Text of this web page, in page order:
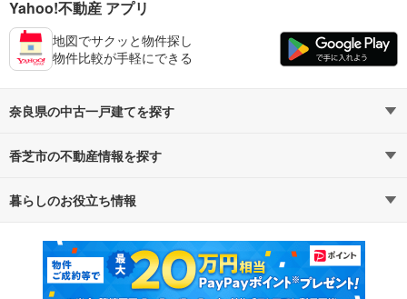
Yahoo!不動産 アプリ
地図でサクッと物件探し
物件比較が手軽にできる
奈良県の中古一戸建てを探す
路線・駅から探す
通勤・通学時間から探す
香芝市の不動産情報を探す
不動産・住宅
新築マンション 中古マンション
暮らしのお役立ち情報
マンションカタログ 教えて！住まいの先生